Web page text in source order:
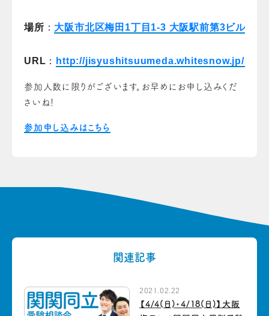
場所 ： 大阪市北区梅田1丁目1-3 大阪駅前第3ビル2階
URL ： http://jisyushitsuumeda.whitesnow.jp/
参加人数に限りがございます。お早めにお申し込みくだ
さいね！
参加申し込みはこちら
関連記事
2021.02.22
【4/4(日)・4/18(日)】大阪